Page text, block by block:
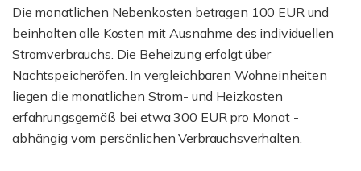
Die monatlichen Nebenkosten betragen 100 EUR und
beinhalten alle Kosten mit Ausnahme des individuellen
Stromverbrauchs. Die Beheizung erfolgt über
Nachtspeicheröfen. In vergleichbaren Wohneinheiten
liegen die monatlichen Strom- und Heizkosten
erfahrungsgemäß bei etwa 300 EUR pro Monat -
abhängig vom persönlichen Verbrauchsverhalten.